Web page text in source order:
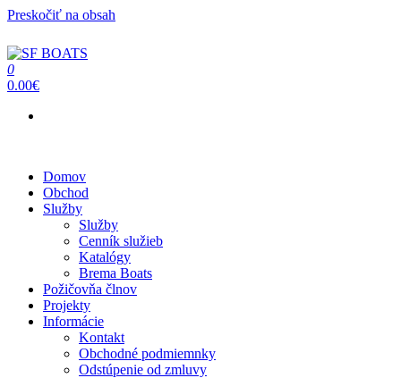
Preskočiť na obsah
SF BOATS
Predaj, oprava, servis člnov a lodí
0
0.00€
Domov
Obchod
Služby
Služby
Cenník služieb
Katalógy
Brema Boats
Požičovňa člnov
Projekty
Informácie
Kontakt
Obchodné podmiemnky
Odstúpenie od zmluvy